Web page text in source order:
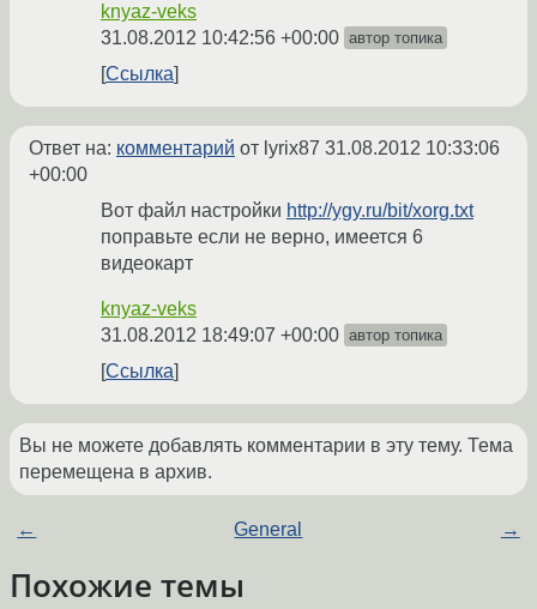
knyaz-veks
31.08.2012 10:42:56 +00:00 автор топика
Ссылка
Ответ на: комментарий от lyrix87 31.08.2012 10:33:06
+00:00
Вот файл настройки http://ygy.ru/bit/xorg.txt
поправьте если не верно, имеется 6
видеокарт
knyaz-veks
31.08.2012 18:49:07 +00:00 автор топика
Ссылка
Вы не можете добавлять комментарии в эту тему. Тема
перемещена в архив.
← General →
Похожие темы